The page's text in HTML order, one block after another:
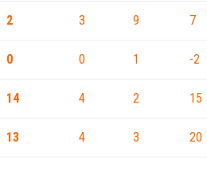
2 3 9 7
0 0 1 -2
14 4 2 15
13 4 3 20